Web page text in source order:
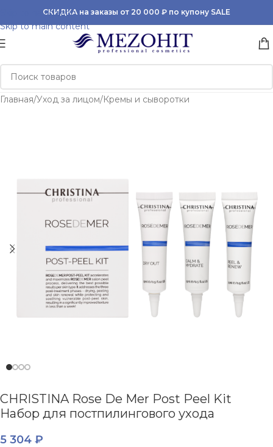
Skip to navigation
Skip to main content
СКИДКА на заказы от 20 000 ₽ по купону SALE
Главная/Уход за лицом/Кремы и сыворотки
CHRISTINA Rose De Mer Post Peel Kit
Набор для постпилингового ухода
5 304 ₽